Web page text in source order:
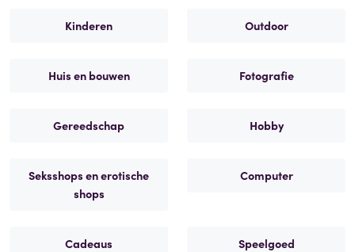
Kinderen Outdoor
Huis en bouwen Fotografie
Gereedschap Hobby
Seksshops en erotische
shops
Computer
Cadeaus Speelgoed